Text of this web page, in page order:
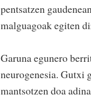
pentsatzen
malguagoak egiten
Garuna egunero
neurogenesia. Gutxi
mantsotzen doa